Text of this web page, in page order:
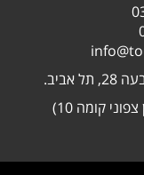
אביב.
קומה 10)